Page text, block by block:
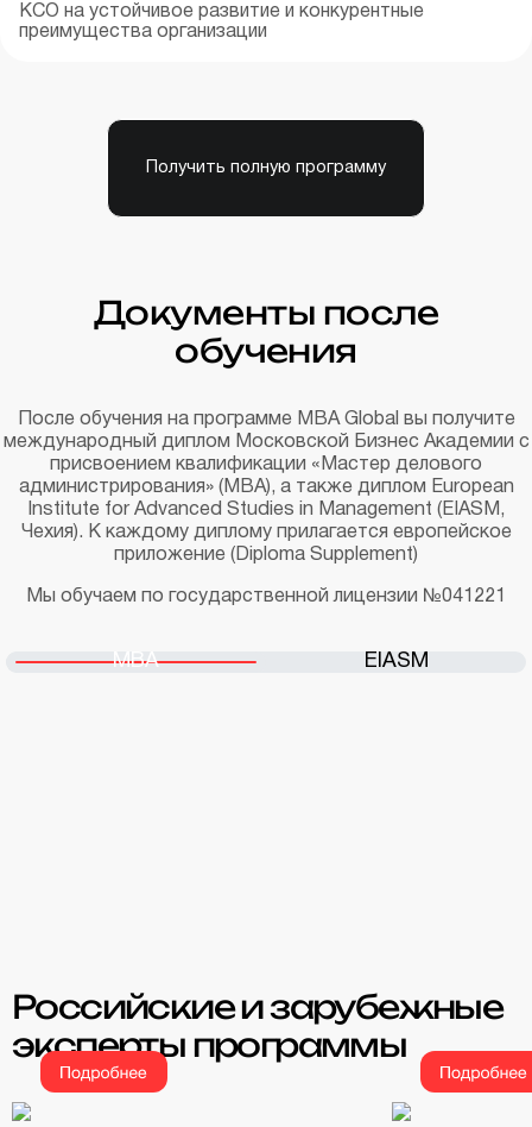
КСО на устойчивое развитие и конкурентные
преимущества организации
Получить полную программу
Документы после
обучения
После обучения на программе MBA Global вы получите
международный диплом Московской Бизнес Академии с
присвоением квалификации «Мастер делового
администрирования» (MBA), а также диплом European
Institute for Advanced Studies in Management (EIASM,
Чехия). К каждому диплому прилагается европейское
приложение (Diploma Supplement)
Мы обучаем по государственной лицензии №041221
MBA EIASM
Российские и зарубежные
эксперты программы